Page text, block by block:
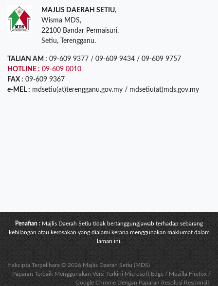
MAJLIS DAERAH SETIU,
Wisma MDS,
22100 Bandar Permaisuri,
Setiu, Terengganu.
TALIAN AM : 09-609 9377 / 09-609 9434 / 09-609 9757
HOTLINE : 09-609 0010
FAX : 09-609 9367
e-MEL : mdsetiu(at)terengganu.gov.my / mdsetiu(at)mds.gov.my
Penafian : Majlis Daerah Setiu tidak bertanggungjawab terhadap sebarang
kehilangan atau kerosakan yang dialami kerana menggunakan maklumat dalam
laman ini.
Hakcipta Terpelihara © 2026 Majlis Daerah Setiu (MDS)
Paparan Terbaik Menggunakan Versi Terkini Microsoft Edge / Mozilla Firefox /
Google Chrome Dengan Paparan Resolusi Responsif.